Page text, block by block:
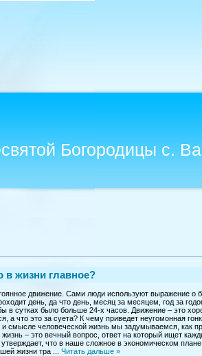
Богородицы с.
в жизни главное?
движение. Сами люди используют выражение о
день, да что день, месяц за месяцем, год за
в сутках было больше 24-х часов. Движение – это
а что это за суета? К чему приведет неугомонная
смысле человеческой жизнь мы задумываемся, как
– это вечный вопрос, ответ на который ищет
что в наше сложное в экономическом
жизни тра
Читать дальше »